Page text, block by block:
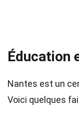
Éducation
Nantes est un
Voici quelques